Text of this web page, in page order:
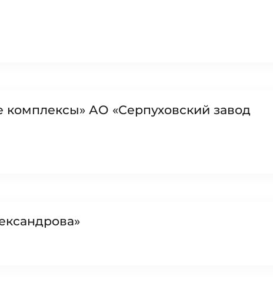
комплексы» АО «Серпуховский завод